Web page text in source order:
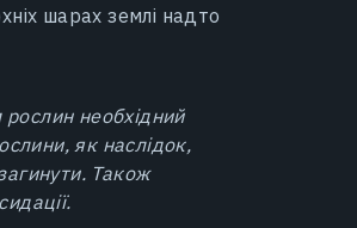
шарах землі надто
необхідний
як наслідок,
Також